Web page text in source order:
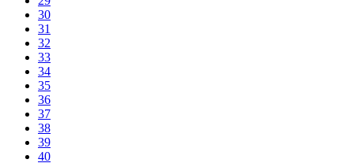
30
31
32
33
34
35
36
37
38
39
40